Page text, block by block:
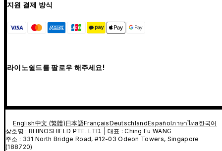
지원 결제 방식
라이노쉴드를 팔로우 해주세요!
English中文 (繁體) 日本語FrançaisDeutschlandEspañolภาษาไทย 한국어
상호명 : RHINOSHIELD PTE. LTD. | 대표 : Ching Fu WANG
주소 : 331 North Bridge Road, #12-03 Odeon Towers, Singapore
(188720)